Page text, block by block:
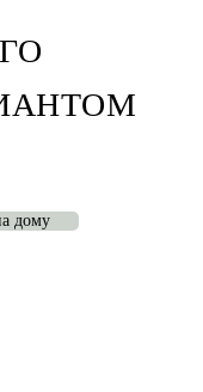
дому